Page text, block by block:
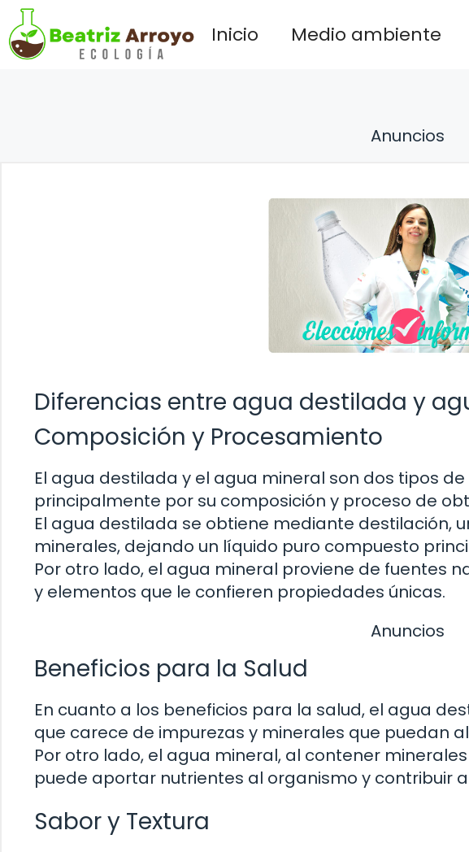
Saltar
al
contenido
Inicio Medio ambiente
Anuncios
Diferencias entre agua destilada y
Composición y Procesamiento
El agua destilada y el agua mineral son dos tipos
principalmente por su composición y proceso de
El agua destilada se obtiene mediante destilación,
minerales, dejando un líquido puro compuesto
Por otro lado, el agua mineral proviene de fuentes
y elementos que le confieren propiedades únicas.
Anuncios
Beneficios para la Salud
En cuanto a los beneficios para la salud, el agua
que carece de impurezas y minerales que puedan
Por otro lado, el agua mineral, al contener
puede aportar nutrientes al organismo y contribuir
Sabor y Textura